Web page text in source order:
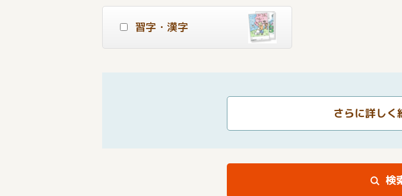
習字・漢字
さらに詳しく
検